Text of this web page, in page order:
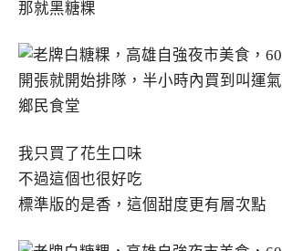
那就黑糖粿
我只買了花生口味
不過這個也很好吃
標準版的是香，這個甜度更有層次點